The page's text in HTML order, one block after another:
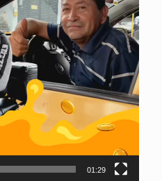
01:29